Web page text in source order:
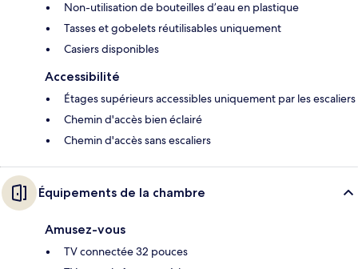
Non-utilisation de bouteilles d’eau en plastique
Tasses et gobelets réutilisables uniquement
Casiers disponibles
Accessibilité
Étages supérieurs accessibles uniquement par les escaliers
Chemin d'accès bien éclairé
Chemin d'accès sans escaliers
Équipements de la chambre
Amusez-vous
TV connectée 32 pouces